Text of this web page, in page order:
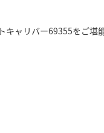
ャリバー69355をご堪